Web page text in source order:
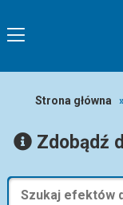
Strona główna
Zdobądź